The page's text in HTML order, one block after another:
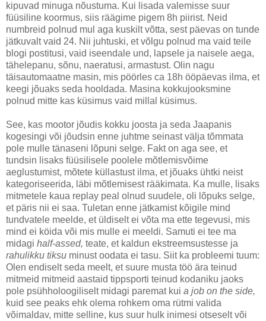
kipuvad minuga nõustuma. Kui lisada valemisse suur
füüsiline koormus, siis räägime pigem 8h piirist. Neid
numbreid polnud mul aga kuskilt võtta, sest päevas on tunde
jätkuvalt vaid 24. Nii juhtuski, et võlgu polnud ma vaid teile
blogi postitusi, vaid iseendale und, lapsele ja naisele aega,
tähelepanu, sõnu, naeratusi, armastust. Olin nagu
täisautomaatne masin, mis pöörles ca 18h ööpäevas ilma, et
keegi jõuaks seda hooldada. Masina kokkujooksmine
polnud mitte kas küsimus vaid millal küsimus.
See, kas mootor jõudis kokku joosta ja seda Jaapanis
kogesingi või jõudsin enne juhtme seinast välja tõmmata
pole mulle tänaseni lõpuni selge. Fakt on aga see, et
tundsin lisaks füüsilisele poolele mõtlemisvõime
aeglustumist, mõtete küllastust ilma, et jõuaks ühtki neist
kategoriseerida, läbi mõtlemisest rääkimata. Ka mulle, lisaks
mitmetele kaua replay peal olnud suudele, oli lõpuks selge,
et päris nii ei saa. Tuletan enne jätkamist kõigile mind
tundvatele meelde, et üldiselt ei võta ma ette tegevusi, mis
mind ei köida või mis mulle ei meeldi. Samuti ei tee ma
midagi half-assed, teate, et kaldun ekstreemsustesse ja
rahulikku tiksu minust oodata ei tasu. Siit ka probleemi tuum:
Olen endiselt seda meelt, et suure musta töö ära teinud
mitmeid mitmeid aastaid tippsporti teinud kodaniku jaoks
pole psühholoogiliselt midagi paremat kui a job on the side,
kuid see peaks ehk olema rohkem oma rütmi valida
võimaldav, mitte selline, kus suur hulk inimesi otseselt või